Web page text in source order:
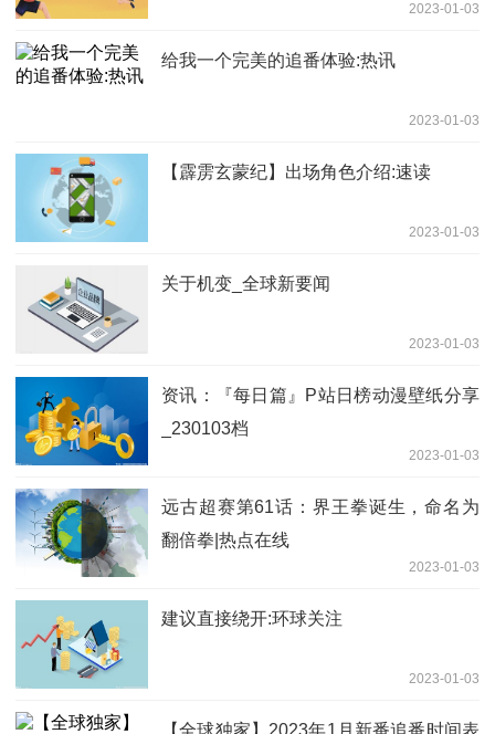
2023-01-03
给我一个完美的追番体验:热讯
2023-01-03
【霹雳玄蒙纪】出场角色介绍:速读
2023-01-03
关于机变_全球新要闻
2023-01-03
资讯：『每日篇』P站日榜动漫壁纸分享
_230103档
2023-01-03
远古超赛第61话：界王拳诞生，命名为
翻倍拳|热点在线
2023-01-03
建议直接绕开:环球关注
2023-01-03